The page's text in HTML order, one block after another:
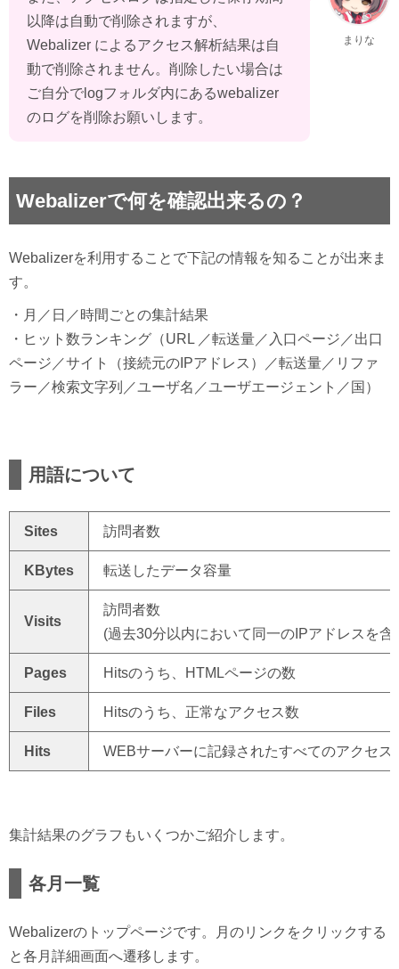
まりな
以降は自動で削除されますが、
Webalizer によるアクセス解析結果は自
動で削除されません。削除したい場合は
ご自分でlogフォルダ内にあるwebalizer
のログを削除お願いします。
Webalizerで何を確認出来るの？
Webalizerを利用することで下記の情報を知ることが出来ま
す。
・月／日／時間ごとの集計結果
・ヒット数ランキング（URL ／転送量／入口ページ／出口
ページ／サイト（接続元のIPアドレス）／転送量／リファ
ラー／検索文字列／ユーザ名／ユーザエージェント／国）
用語について
Sites 訪問者数
KBytes 転送したデータ容量
Visits
訪問者数
(過去30分以内において同一のIPアドレスを
Pages Hitsのうち、HTMLページの数
Files Hitsのうち、正常なアクセス数
Hits WEBサーバーに記録されたすべてのアクセ
集計結果のグラフもいくつかご紹介します。
各月一覧
Webalizerのトップページです。月のリンクをクリックする
と各月詳細画面へ遷移します。